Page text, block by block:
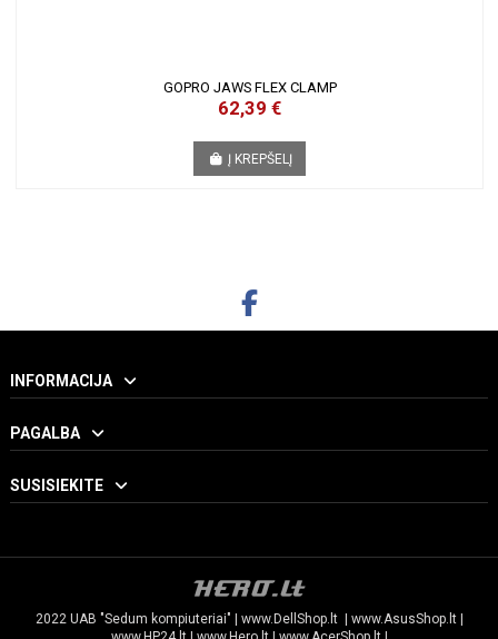
GOPRO JAWS FLEX CLAMP
62,39 €
Į KREPŠELĮ
INFORMACIJA
PAGALBA
SUSISIEKITE
2022 UAB "Sedum kompiuteriai" | www.DellShop.lt www.AsusShop.lt